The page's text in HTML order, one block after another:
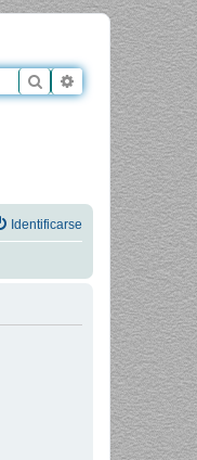
Buscar Búsqueda
Identificarse